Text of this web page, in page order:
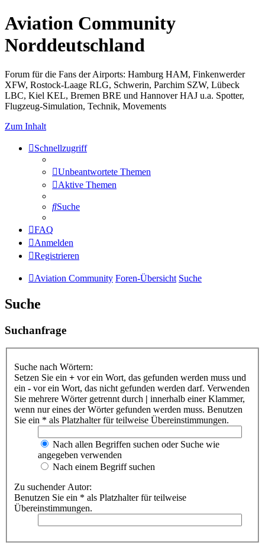
Aviation Community
Norddeutschland
Forum für die Fans der Airports: Hamburg HAM, Finkenwerder
XFW, Rostock-Laage RLG, Schwerin, Parchim SZW, Lübeck
LBC, Kiel KEL, Bremen BRE und Hannover HAJ u.a. Spotter,
Flugzeug-Simulation, Technik, Movements
Zum Inhalt
Schnellzugriff
Unbeantwortete Themen
Aktive Themen
Suche
FAQ
Anmelden
Registrieren
Aviation Community Foren-Übersicht Suche
Suche
Suchanfrage
Suche nach Wörtern:
Setzen Sie ein + vor ein Wort, das gefunden werden muss und
ein - vor ein Wort, das nicht gefunden werden darf. Verwenden
Sie mehrere Wörter getrennt durch | innerhalb einer Klammer,
wenn nur eines der Wörter gefunden werden muss. Benutzen
Sie ein * als Platzhalter für teilweise Übereinstimmungen.
Nach allen Begriffen suchen oder Suche wie
angegeben verwenden
Nach einem Begriff suchen
Zu suchender Autor:
Benutzen Sie ein * als Platzhalter für teilweise
Übereinstimmungen.